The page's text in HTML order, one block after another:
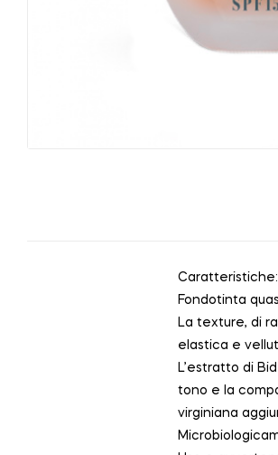
Caratteristiche:
Fondotinta
La texture, di
elastica e
L’estratto di
tono e la
virginiana